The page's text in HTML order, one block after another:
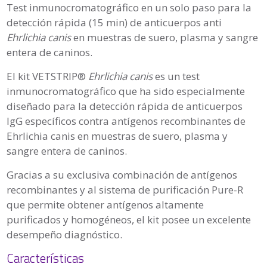
Test inmunocromatográfico en un solo paso para la
detección rápida (15 min) de anticuerpos anti
Ehrlichia canisen muestras de suero, plasma y sangre
entera de caninos.
El kit VETSTRIP® Ehrlichia canises un test
inmunocromatográfico que ha sido especialmente
diseñado para la detección rápida de anticuerpos
IgG específicos contra antígenos recombinantes de
Ehrlichia canis en muestras de suero, plasma y
sangre entera de caninos.
Gracias a su exclusiva combinación de antígenos
recombinantes y al sistema de purificación Pure-R
que permite obtener antígenos altamente
purificados y homogéneos, el kit posee un excelente
desempeño diagnóstico.
Características